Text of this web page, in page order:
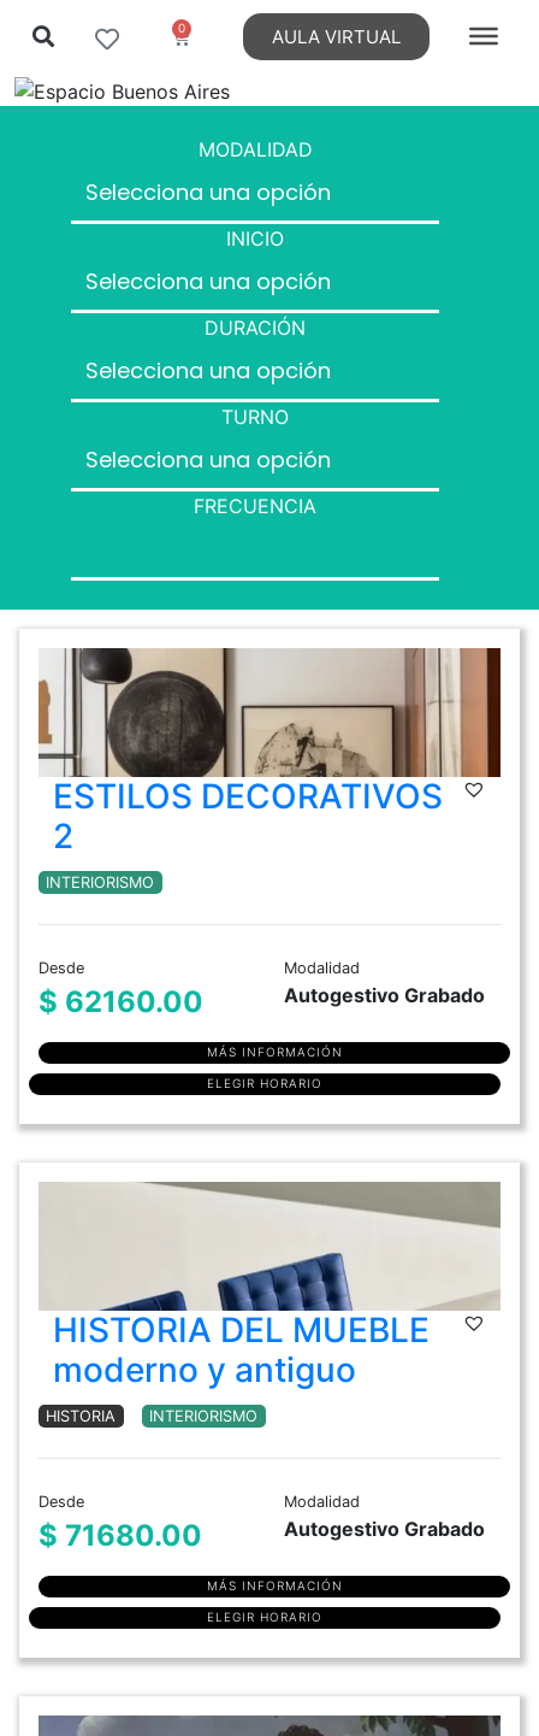
0 AULA VIRTUAL
MODALIDAD
INICIO
DURACIÓN
TURNO
FRECUENCIA
ESTILOS DECORATIVOS
2
INTERIORISMO
Desde
$ 62160.00
Modalidad
Autogestivo Grabado
MÁS INFORMACIÓN
ELEGIR HORARIO
HISTORIA DEL MUEBLE
moderno y antiguo
HISTORIA INTERIORISMO
Desde
$ 71680.00
Modalidad
Autogestivo Grabado
MÁS INFORMACIÓN
ELEGIR HORARIO